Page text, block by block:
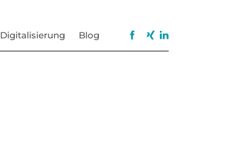
Digitalisierung Blog